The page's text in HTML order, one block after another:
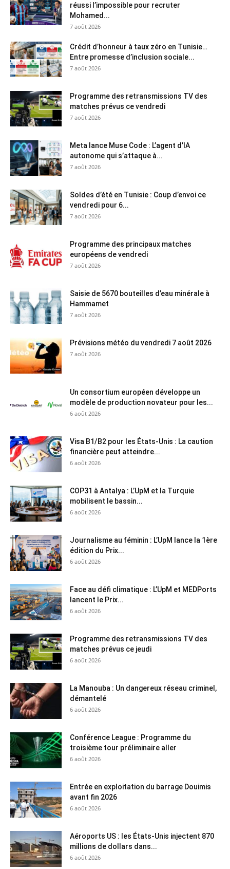
réussi l’impossible pour recruter
Mohamed...
7 août 2026
Crédit d’honneur à taux zéro en Tunisie…
Entre promesse d’inclusion sociale...
7 août 2026
Programme des retransmissions TV des
matches prévus ce vendredi
7 août 2026
Meta lance Muse Code : L’agent d’IA
autonome qui s’attaque à...
7 août 2026
Soldes d’été en Tunisie : Coup d’envoi ce
vendredi pour 6...
7 août 2026
Programme des principaux matches
européens de vendredi
7 août 2026
Saisie de 5670 bouteilles d’eau minérale à
Hammamet
7 août 2026
Prévisions météo du vendredi 7 août 2026
7 août 2026
Un consortium européen développe un
modèle de production novateur pour les...
6 août 2026
Visa B1/B2 pour les États-Unis : La caution
financière peut atteindre...
6 août 2026
COP31 à Antalya : L’UpM et la Turquie
mobilisent le bassin...
6 août 2026
Journalisme au féminin : L’UpM lance la 1ère
édition du Prix...
6 août 2026
Face au défi climatique : L’UpM et MEDPorts
lancent le Prix...
6 août 2026
Programme des retransmissions TV des
matches prévus ce jeudi
6 août 2026
La Manouba : Un dangereux réseau criminel,
démantelé
6 août 2026
Conférence League : Programme du
troisième tour préliminaire aller
6 août 2026
Entrée en exploitation du barrage Douimis
avant fin 2026
6 août 2026
Aéroports US : les États-Unis injectent 870
millions de dollars dans...
6 août 2026